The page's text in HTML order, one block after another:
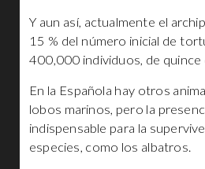
Y aun así, actualmente el
15 % del número inicial de
400,000 individuos, de quince
En la Española hay otros
lobos marinos, pero la
indispensable para la
especies, como los albatros.